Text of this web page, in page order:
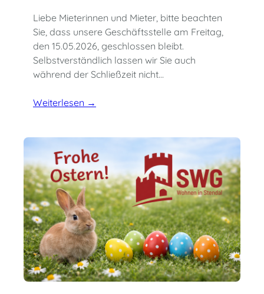
Liebe Mieterinnen und Mieter, bitte beachten
Sie, dass unsere Geschäftsstelle am Freitag,
den 15.05.2026, geschlossen bleibt.
Selbstverständlich lassen wir Sie auch
während der Schließzeit nicht…
Weiterlesen →